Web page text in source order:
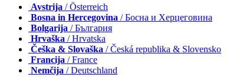
Avstrija / Österreich
Bosna in Hercegovina / Босна и Херцеговина
Bolgarija / България
Hrvaška / Hrvatska
Češka & Slovaška / Česká republika & Slovensko
Francija / France
Nemčija / Deutschland